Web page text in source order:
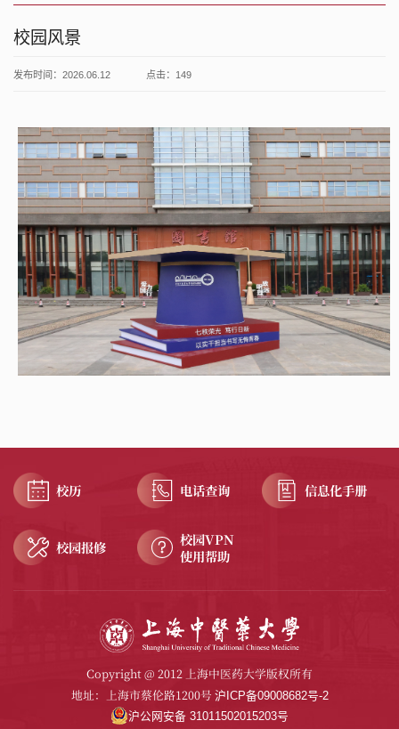
校园风景
发布时间：2026.06.12 点击： 149
校历 电话查询 信息化手册
校园报修
校园VPN
使用帮助
Copyright @ 2012 上海中医药大学版权所有
地址：上海市蔡伦路1200号 沪ICP备09008682号-2
沪公网安备 31011502015203号